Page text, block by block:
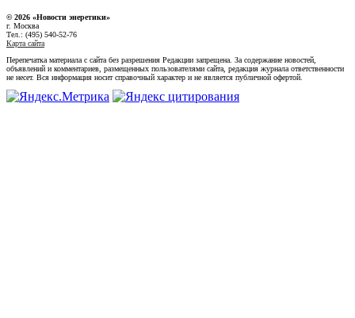
© 2026 «Новости энеретики»
г. Москва
Тел.: (495) 540-52-76
Карта сайта
Перепечатка материала с сайта без разрешения Редакции запрещена. За содержание новостей,
объявлений и комментариев, размещенных пользователями сайта, редакция журнала ответственности
не несет. Вся информация носит справочный характер и не является публичной офертой.